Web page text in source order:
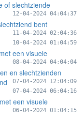
of slechtziende
12-04-2024 04:04:37
bent
11-04-2024 02:04:36
10-04-2024 01:04:59
een visuele
08-04-2024 04:04:04
en slechtzienden
07-04-2024 12:04:09
07-04-2024 06:04:16
een visuele
06-04-2024 01:04:15